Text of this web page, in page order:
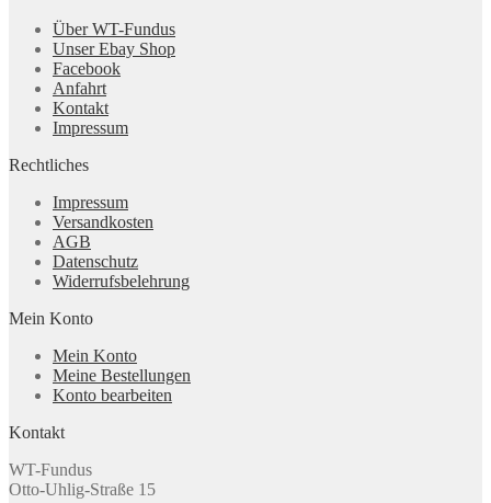
Über WT-Fundus
Unser Ebay Shop
Facebook
Anfahrt
Kontakt
Impressum
Rechtliches
Impressum
Versandkosten
AGB
Datenschutz
Widerrufsbelehrung
Mein Konto
Mein Konto
Meine Bestellungen
Konto bearbeiten
Kontakt
WT-Fundus
Otto-Uhlig-Straße 15